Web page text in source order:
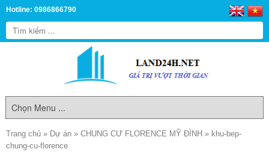
Hotline: 0986866790
Trang chủ » Dự án » CHUNG CƯ FLORENCE MỸ ĐÌNH » khu-bep-
chung-cu-florence